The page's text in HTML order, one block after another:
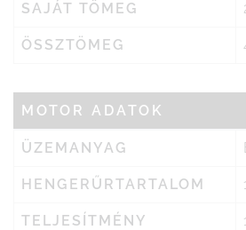
SAJÁT TÖMEG
ÖSSZTÖMEG
MOTOR ADATOK
ÜZEMANYAG
HENGERŰRTARTALOM
TELJESÍTMÉNY